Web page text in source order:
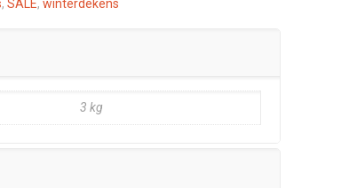
, SALE, winterdekens
3 kg